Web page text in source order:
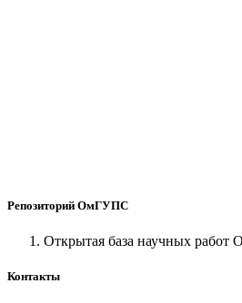
Репозиторий ОмГУПС
Открытая база научных
Контакты